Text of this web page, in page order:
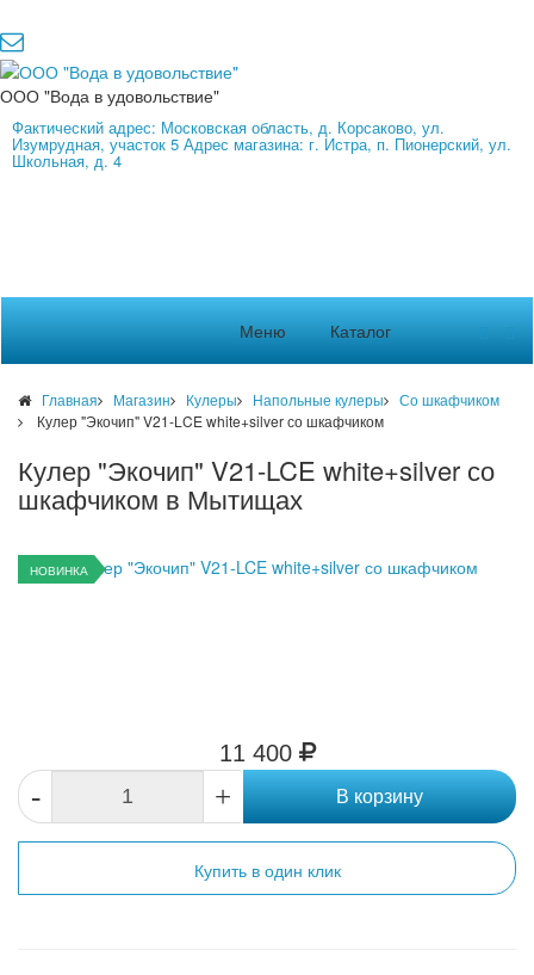
ООО "Вода в удовольствие"
Фактический адрес: Московская область, д. Корсаково, ул.
Изумрудная, участок 5 Адрес магазина: г. Истра, п. Пионерский, ул.
Школьная, д. 4
Каталог
Меню
Главная Магазин Кулеры Напольные кулеры
Со шкафчиком
Кулер "Экочип" V21-LCE white+silver со шкафчиком
Кулер "Экочип" V21-LCE white+silver со
шкафчиком в Мытищах
НОВИНКА
11 400
- + В корзину
Купить в один клик